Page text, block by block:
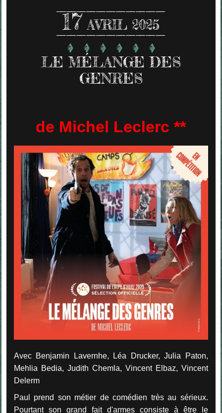
17 AVRIL 2025
LE MÉLANGE DES
GENRES
de Michel Leclerc **
Avec Benjamin Lavernhe, Léa Drucker, Julia Paton,
Mehlia Bedia, Judith Chemla, Vincent Elbaz, Vincent
Delerm
Paul prend son métier de comédien très au sérieux.
Pourtant son grand fait d'armes consiste à être le